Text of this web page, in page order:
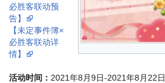
必胜客联动预
告】
【未定事件簿×
必胜客联动详
情】
活动时间： 2021年8月9日-2021年8月22日